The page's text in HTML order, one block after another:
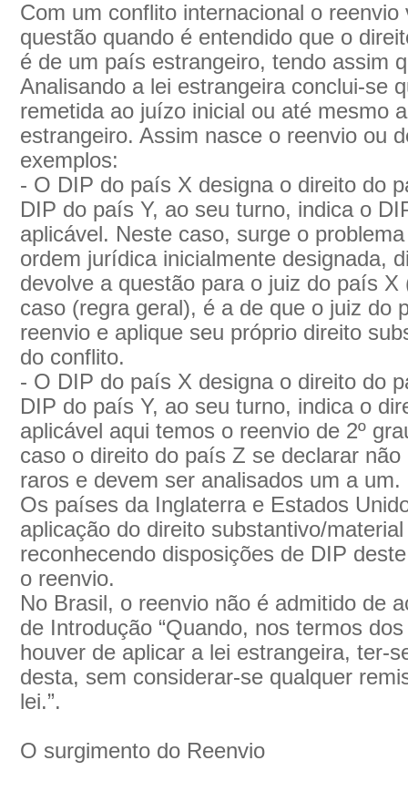
Com um conflito internacional o
questão quando é entendido que o
é de um país estrangeiro, tendo assim
Analisando a lei estrangeira conclui-se
remetida ao juízo inicial ou até mesmo
estrangeiro. Assim nasce o reenvio ou
exemplos:
- O DIP do país X designa o direito do
DIP do país Y, ao seu turno, indica o
aplicável. Neste caso, surge o
ordem jurídica inicialmente designada,
devolve a questão para o juiz do país
caso (regra geral), é a de que o juiz do
reenvio e aplique seu próprio direito
do conflito.
- O DIP do país X designa o direito do
DIP do país Y, ao seu turno, indica o
aplicável aqui temos o reenvio de 2º
caso o direito do país Z se declarar
raros e devem ser analisados um a um.
Os países da Inglaterra e Estados
aplicação do direito substantivo/
reconhecendo disposições de DIP
o reenvio.
No Brasil, o reenvio não é admitido de
de Introdução “Quando, nos termos
houver de aplicar a lei estrangeira, ter-
desta, sem considerar-se qualquer
lei.”.
O surgimento do Reenvio